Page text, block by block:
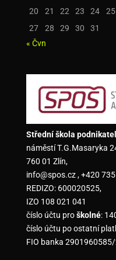
20
21 22 23 24 25
27
28 29 30
31
« Čvn
Střední škola
náměstí T.G.Masaryka
760 01 Zlín,
info@spos.cz , +420
REDIZO: 600020525,
IZO 108 021 041
číslo účtu proškolné:
číslo účtu po ostatní
FIO banka